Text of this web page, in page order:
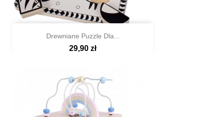
Szybki podgląd
Drewniane Puzzle Dla...
29,90 zł